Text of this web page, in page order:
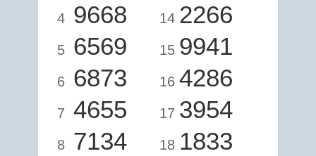
4 9668
5 6569
6 6873
7 4655
8 7134
14 2266
15 9941
16 4286
17 3954
18 1833